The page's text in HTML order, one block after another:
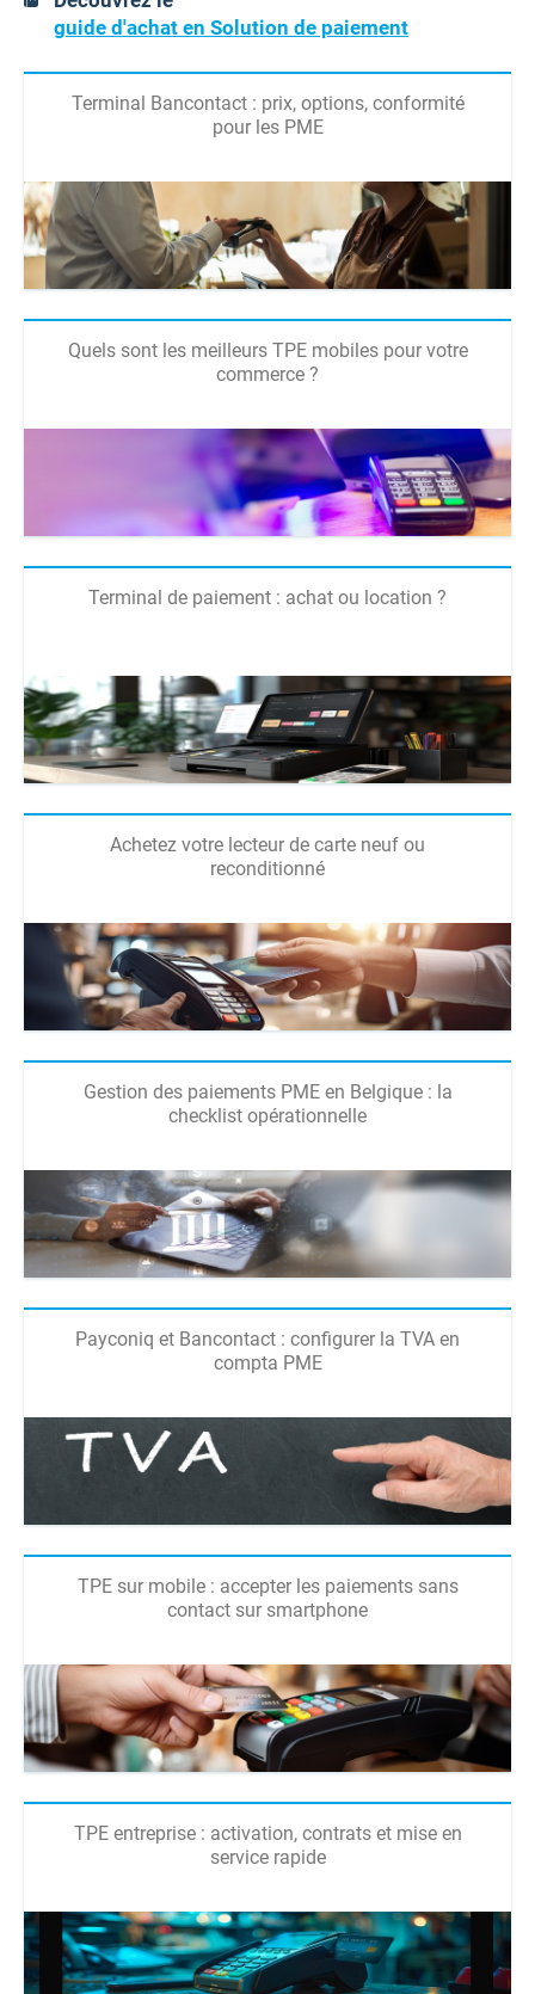
guide d'achat en Solution de paiement
Terminal Bancontact : prix, options, conformité
pour les PME
Quels sont les meilleurs TPE mobiles pour votre
commerce ?
Terminal de paiement : achat ou location ?
Achetez votre lecteur de carte neuf ou
reconditionné
Gestion des paiements PME en Belgique : la
checklist opérationnelle
Payconiq et Bancontact : configurer la TVA en
compta PME
TPE sur mobile : accepter les paiements sans
contact sur smartphone
TPE entreprise : activation, contrats et mise en
service rapide